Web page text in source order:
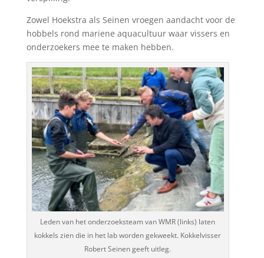
Zowel Hoekstra als Seinen vroegen aandacht voor de
hobbels rond mariene aquacultuur waar vissers en
onderzoekers mee te maken hebben.
Leden van het onderzoeksteam van WMR (links) laten
kokkels zien die in het lab worden gekweekt. Kokkelvisser
Robert Seinen geeft uitleg.